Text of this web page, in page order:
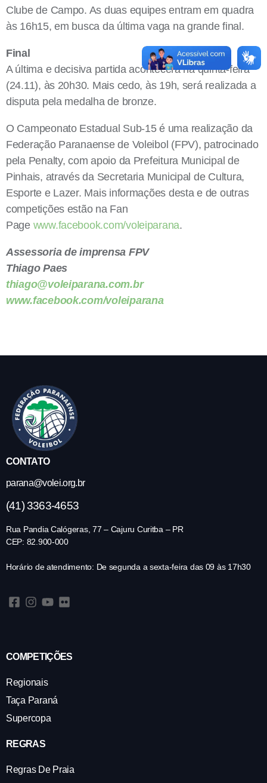
Clube de Campo. As duas equipes entram em quadra
às 16h15, em busca da última vaga na grande final.
Final
A última e decisiva partida acontecerá na quinta-feira
(24.11), às 20h30. Mais cedo, às 19h, será realizada a
disputa pela medalha de bronze.
O Campeonato Estadual Sub-15 é uma realização da
Federação Paranaense de Voleibol (FPV), patrocinado
pela Penalty, com apoio da Prefeitura Municipal de
Pinhais, através da Secretaria Municipal de Cultura,
Esporte e Lazer. Mais informações desta e de outras
competições estão na Fan
Page www.facebook.com/voleiparana.
Assessoria de imprensa FPV
Thiago Paes
thiago@voleiparana.com.br
www.facebook.com/voleiparana
CONTATO
parana@volei.org.br
(41) 3363-4653
Rua Pandia Calógeras, 77 – Cajuru Curitba – PR
CEP: 82.900-000
Horário de atendimento: De segunda a sexta-feira das 09 às 17h30
COMPETIÇÕES
Regionais
Taça Paraná
Supercopa
REGRAS
Regras De Praia